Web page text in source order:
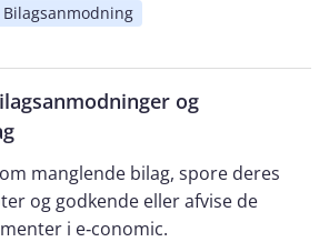
Bilagsanmodning
og
manglende bilag, spore deres
og godkende eller afvise de
i e‑conomic.